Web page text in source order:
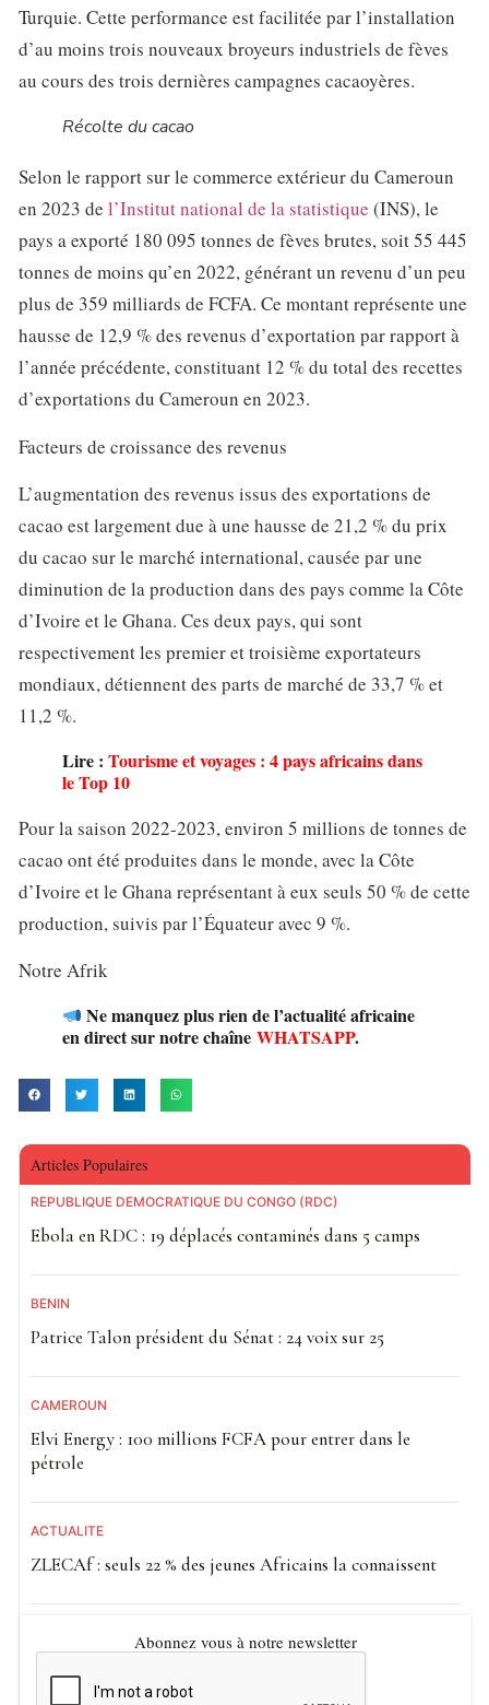
Turquie. Cette performance est facilitée par l’installation
d’au moins trois nouveaux broyeurs industriels de fèves
au cours des trois dernières campagnes cacaoyères.
Récolte du cacao
Selon le rapport sur le commerce extérieur du Cameroun
en 2023 de l’Institut national de la statistique (INS), le
pays a exporté 180 095 tonnes de fèves brutes, soit 55 445
tonnes de moins qu’en 2022, générant un revenu d’un peu
plus de 359 milliards de FCFA. Ce montant représente une
hausse de 12,9 % des revenus d’exportation par rapport à
l’année précédente, constituant 12 % du total des recettes
d’exportations du Cameroun en 2023.
Facteurs de croissance des revenus
L’augmentation des revenus issus des exportations de
cacao est largement due à une hausse de 21,2 % du prix
du cacao sur le marché international, causée par une
diminution de la production dans des pays comme la Côte
d’Ivoire et le Ghana. Ces deux pays, qui sont
respectivement les premier et troisième exportateurs
mondiaux, détiennent des parts de marché de 33,7 % et
11,2 %.
Lire : Tourisme et voyages : 4 pays africains dans
le Top 10
Pour la saison 2022-2023, environ 5 millions de tonnes de
cacao ont été produites dans le monde, avec la Côte
d’Ivoire et le Ghana représentant à eux seuls 50 % de cette
production, suivis par l’Équateur avec 9 %.
Notre Afrik
Ne manquez plus rien de l’actualité africaine
en direct sur notre chaîne WHATSAPP.
Articles Populaires
RÉPUBLIQUE DÉMOCRATIQUE DU CONGO (RDC)
Ebola en RDC : 19 déplacés contaminés dans 5 camps
BÉNIN
Patrice Talon président du Sénat : 24 voix sur 25
CAMEROUN
Elvi Energy : 100 millions FCFA pour entrer dans le
pétrole
ACTUALITE
ZLECAf : seuls 22 % des jeunes Africains la connaissent
Abonnez vous à notre newsletter